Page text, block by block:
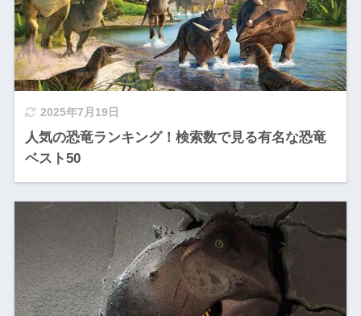
2025年7月19日
人気の恐竜ランキング！検索数で見る有名な恐竜
ベスト50